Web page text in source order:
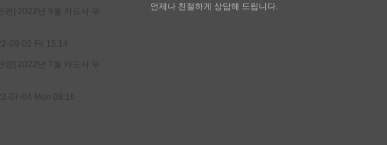
련]
2022년 9월 카드사 무
09-02 Fri 15:14
련]
2022년 7월 카드사 무
07-04 Mon 08:16
언제나 친절하게 상담해 드립니다.